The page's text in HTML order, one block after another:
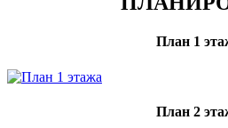
План 1
План 2